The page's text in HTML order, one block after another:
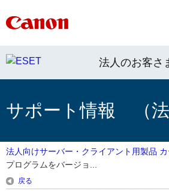
法人のお客さ
サポート情報 （法
法人向けサーバー・クライアント用製品
プログラムをバージョ...
戻る